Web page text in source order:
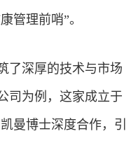
管理前哨”。
了深厚的技术与市场
司为例，这家成立于
曼博士深度合作，引